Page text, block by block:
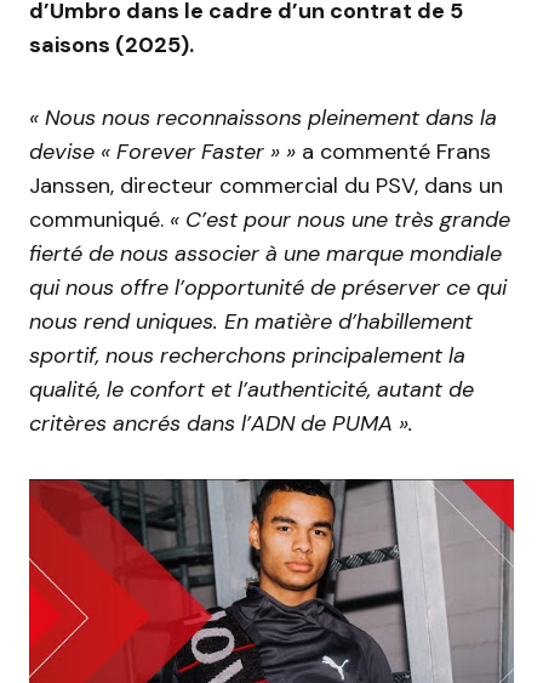
d’Umbro dans le cadre d’un contrat de 5
saisons (2025).
« Nous nous reconnaissons pleinement dans la
devise « Forever Faster » » a commenté Frans
Janssen, directeur commercial du PSV, dans un
communiqué. « C’est pour nous une très grande
fierté de nous associer à une marque mondiale
qui nous offre l’opportunité de préserver ce qui
nous rend uniques. En matière d’habillement
sportif, nous recherchons principalement la
qualité, le confort et l’authenticité, autant de
critères ancrés dans l’ADN de PUMA ».